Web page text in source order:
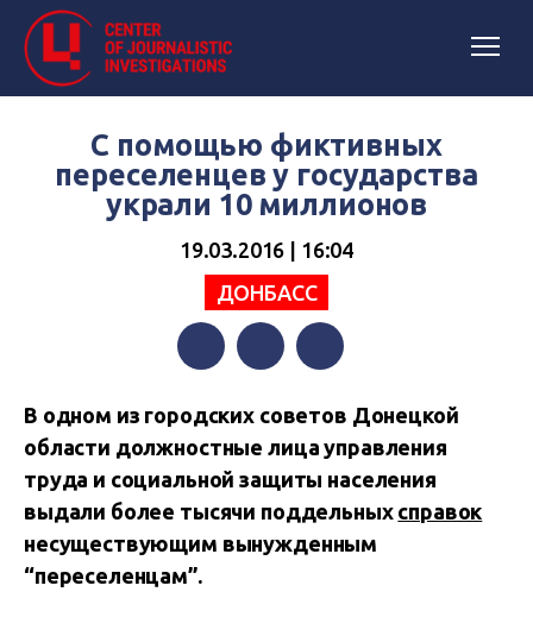
С помощью фиктивных
переселенцев у государства
украли 10 миллионов
19.03.2016 | 16:04
ДОНБАСС
В одном из городских советов Донецкой
области должностные лица управления
труда и социальной защиты населения
выдали более тысячи поддельных справок
несуществующим вынужденным
“переселенцам”.